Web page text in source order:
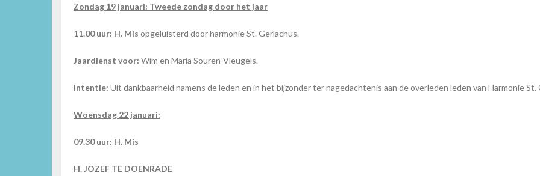
Zondag 19 januari: Tweede zondag door het jaar
11.00 uur: H. Mis opgeluisterd door harmonie St. Gerlachus.
Jaardienst voor: Wim en Maria Souren-Vleugels.
Intentie: Uit dankbaarheid namens de leden en in het bijzonder ter nagedachtenis aan de overleden leden van Harmonie St.
Woensdag 22 januari:
09.30 uur: H. Mis
H. JOZEF TE DOENRADE